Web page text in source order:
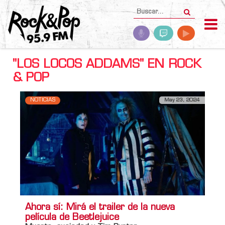
"LOS LOCOS ADDAMS" EN ROCK
& POP
NOTICIAS May 23, 2024
Ahora sí: Mirá el trailer de la nueva
película de Beetlejuice